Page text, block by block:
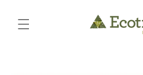
content